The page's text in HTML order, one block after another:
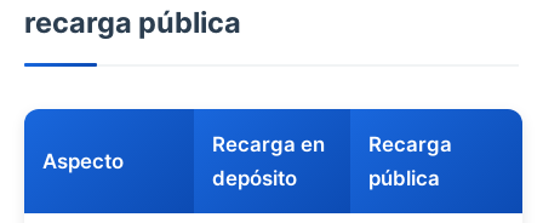
recarga pública
Aspecto
Recarga en
depósito
Recarga
pública